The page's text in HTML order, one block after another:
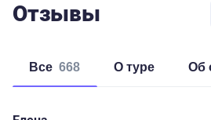
Отзывы
Все 668 о туре